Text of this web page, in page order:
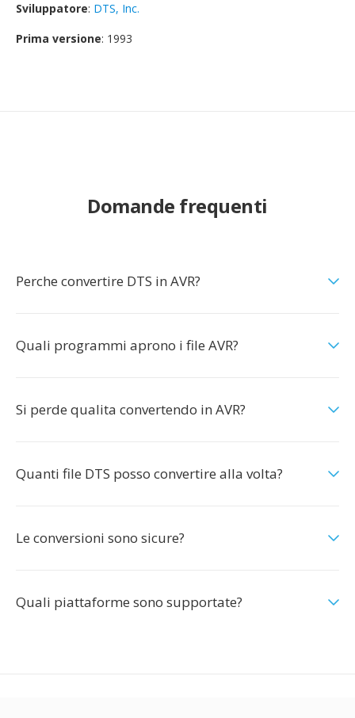
Sviluppatore: DTS, Inc.
Prima versione: 1993
Domande frequenti
Perche convertire DTS in AVR?
Quali programmi aprono i file AVR?
Si perde qualita convertendo in AVR?
Quanti file DTS posso convertire alla volta?
Le conversioni sono sicure?
Quali piattaforme sono supportate?